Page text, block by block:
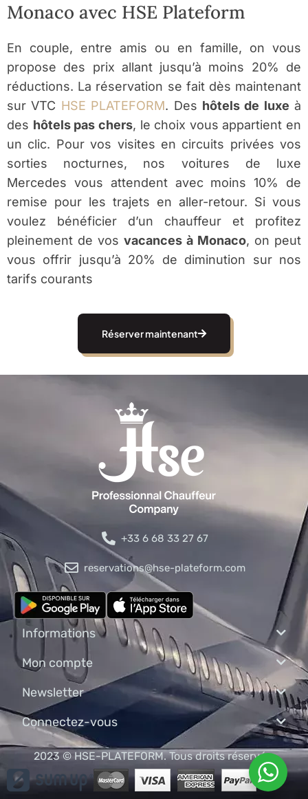
Monaco avec HSE Plateform
En couple, entre amis ou en famille, on vous
propose des prix allant jusqu’à moins 20% de
réductions. La réservation se fait dès maintenant
sur VTC HSE PLATEFORM. Des hôtels de luxe à
des hôtels pas chers, le choix vous appartient en
un clic. Pour vos visites en circuits privées vos
sorties nocturnes, nos voitures de luxe
Mercedes vous attendent avec moins 10% de
remise pour les trajets en aller-retour. Si vous
voulez bénéficier d’un chauffeur et profitez
pleinement de vos vacances à Monaco, on peut
vous offrir jusqu’à 20% de diminution sur nos
tarifs courants
Réserver maintenant
+33 6 68 33 27 67
reservations@hse-plateform.com
Informations
Mon compte
Newsletter
Connectez-vous
2023 © HSE-PLATEFORM. Tous droits réservés.